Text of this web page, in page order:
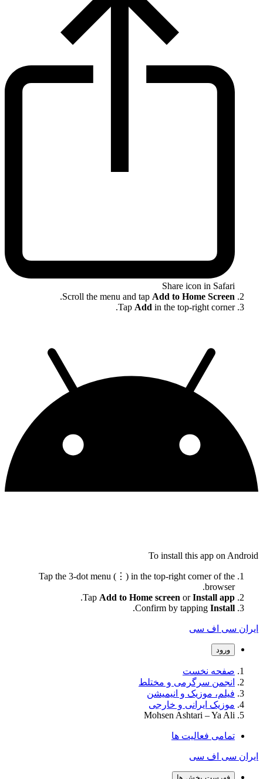
Share icon in Safari
Scroll the menu and tap Add to Home Screen
.
Tap Add in the top-right corner.
To install this app on Android
Tap the 3-dot menu (⋮) in the top-right corner of the
browser.
Tap Add to Home screen orInstall app
.
Confirm by tapping Install
.
ایران سی اف سی
ورود
صفحه نخست
انجمن سرگرمی و مختلط
فیلم، موزیک و انیمیشن
موزیک ایرانی و خارجی
Mohsen Ashtari – Ya Ali
تمامی فعالیت ها
ایران سی اف سی